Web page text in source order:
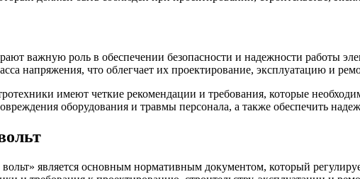
важную роль в обеспечении безопасности и надежности работы
напряжения, что облегчает их проектирование, эксплуатацию и
имеют четкие рекомендации и требования, которые
оборудования и травмы персонала, а также обеспечить
является основным нормативным документом, который